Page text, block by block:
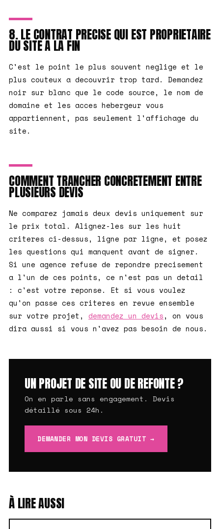
8. LE CONTRAT PRECISE QUI EST PROPRIETAIRE
DU SITE A LA FIN
C'est le point le plus souvent neglige et le
plus couteux a decouvrir trop tard. Demandez
noir sur blanc que le code source, le nom de
domaine et les acces hebergeur vous
appartiennent, pas seulement l'affichage du
site.
COMMENT TRANCHER CONCRETEMENT ENTRE
PLUSIEURS DEVIS
Ne comparez jamais deux devis uniquement sur
le prix total. Alignez-les sur les huit
criteres ci-dessus, ligne par ligne, et posez
les questions qui manquent avant de signer.
Si une agence refuse de repondre precisement
a l'un de ces points, ce n'est pas un detail
: c'est votre reponse. Et si vous voulez
qu'on passe ces criteres en revue ensemble
sur votre projet, demandez un devis, on vous
dira aussi si vous n'avez pas besoin de nous.
UN PROJET DE SITE OU DE REFONTE ?
On en parle sans engagement. Devis
détaillé sous 24h.
DEMANDER MON DEVIS GRATUIT →
À LIRE AUSSI